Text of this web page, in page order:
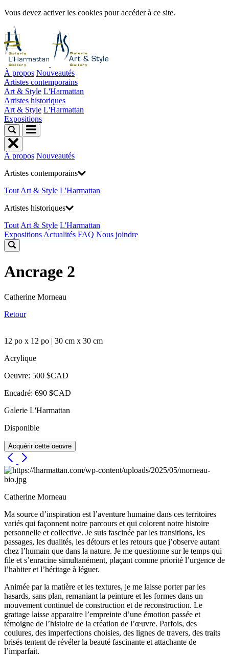
Vous devez activer les cookies pour accéder à ce site.
À propos Nouveautés
Artistes contemporains
Art & Style L'Harmattan
Artistes historiques
Art & Style L'Harmattan
Expositions
À propos Nouveautés
Artistes contemporains
Tout Art & Style L'Harmattan
Artistes historiques
Tout Art & Style L'Harmattan
Expositions Actualités FAQ Nous joindre
Ancrage 2
Catherine Morneau
Retour
12 po x 12 po | 30 cm x 30 cm
Acrylique
Oeuvre: 500 $CAD
Encadré: 690 $CAD
Galerie L'Harmattan
Disponible
Acquérir cette oeuvre
Catherine Morneau
Ma source d’inspiration est l’aventure humaine dans ces territoires
variés qui façonnent notre parcours et qui colorent notre histoire
personnelle et collective. Je suis fascinée par les transitions, les
passages, les dualités, les détours et les retours que j’observe autant
chez l’humain que dans la nature. Je me questionne sur le temps qui
file et s’enracine simultanément, plaçant comme priorité l’urgence de
l’habiter et l’héritage à léguer.
Animée par la matière et les textures, je me laisse porter par les
hasards, sans plan, remaniant la peinture et les formes dans un
mouvement continuel de construction et de reconstruction. Le
grattage laisse apparaitre l’empreinte d’une émotion passée et
témoigne de l’histoire de la création de l’œuvre. Parfois, des
coulures, des imperfections choisies, des lignes de travers, des traits
brisés tentent de révéler la beauté fascinante et attachante de
l’imparfait.